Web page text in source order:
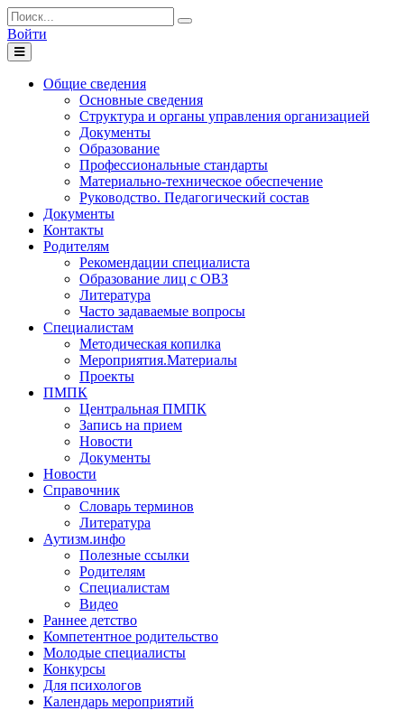
Войти
Toggle
navigation
Общие сведения
Основные сведения
Структура и органы управления организацией
Документы
Образование
Профессиональные стандарты
Материально-техническое обеспечение
Руководство. Педагогический состав
Документы
Контакты
Родителям
Рекомендации специалиста
Образование лиц с ОВЗ
Литература
Часто задаваемые вопросы
Специалистам
Методическая копилка
Мероприятия.Материалы
Проекты
ПМПК
Центральная ПМПК
Запись на прием
Новости
Документы
Новости
Справочник
Словарь терминов
Литература
Аутизм.инфо
Полезные ссылки
Родителям
Специалистам
Видео
Раннее детство
Компетентное родительство
Молодые специалисты
Конкурсы
Для психологов
Календарь мероприятий